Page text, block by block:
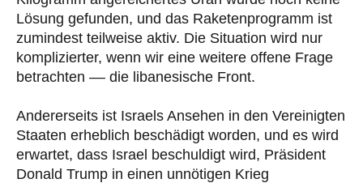
Lösung gefunden, und das Raketenprogramm ist
zumindest teilweise aktiv. Die Situation wird nur
komplizierter, wenn wir eine weitere offene Frage
betrachten –– die libanesische Front.
Andererseits ist Israels Ansehen in den Vereinigten
Staaten erheblich beschädigt worden, und es wird
erwartet, dass Israel beschuldigt wird, Präsident
Donald Trump in einen unnötigen Krieg